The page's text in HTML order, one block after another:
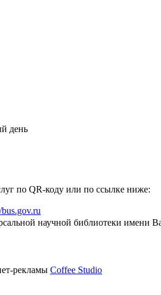
день
по QR-коду или по ссылке ниже:
научной библиотеки имени
рекламы Coffee Studio